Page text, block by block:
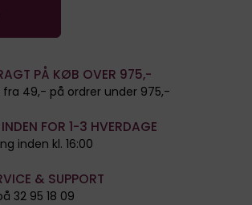
PÅ KØB OVER 975,-
fra 49,- på ordrer under 975,-
FOR 1-3 HVERDAGE
inden kl. 16:00
& SUPPORT
32 95 18 09